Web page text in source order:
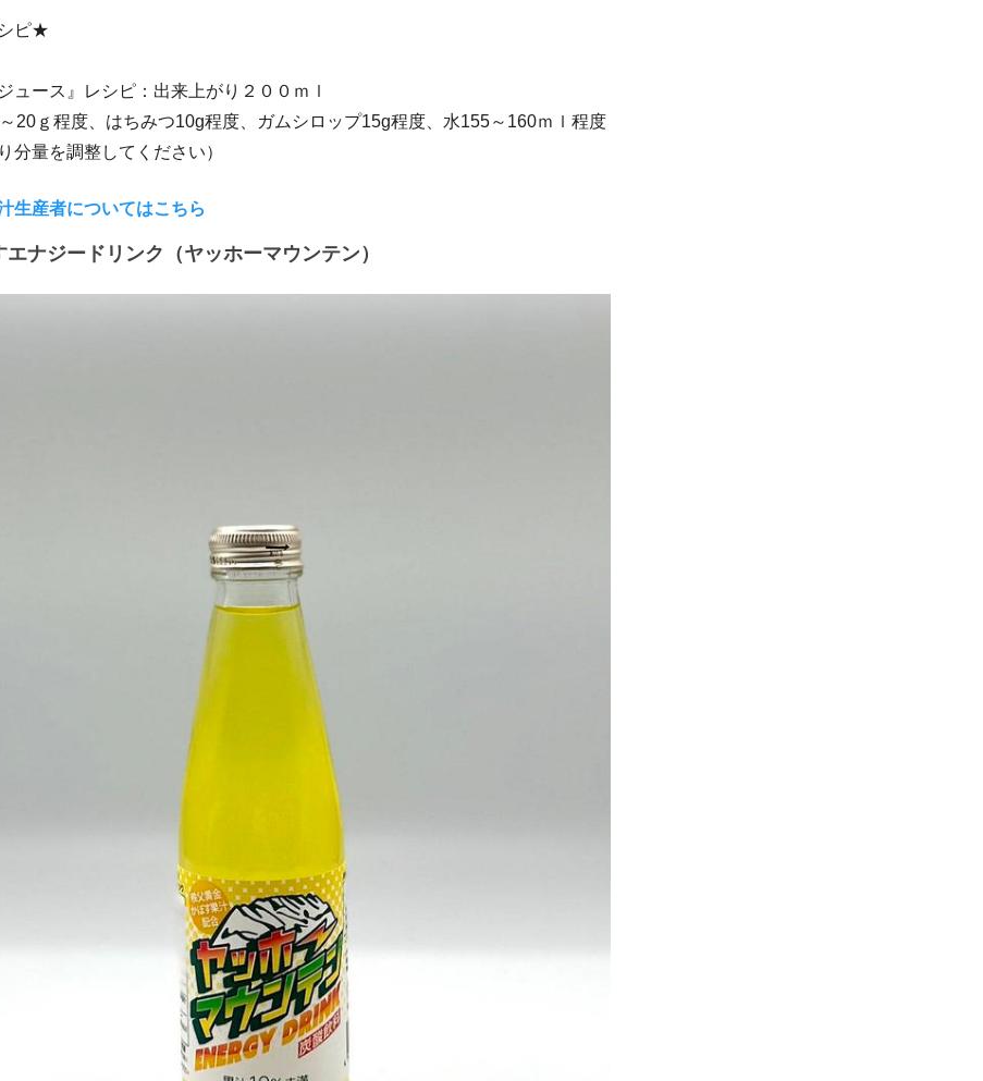
ピ★
ュース』レシピ：出来上がり２００ｍｌ
20ｇ程度、はちみつ10g程度、ガムシロップ15g程度、水155～160ｍｌ程度
分量を調整してください）
生産者についてはこちら
ナジードリンク（ヤッホーマウンテン）